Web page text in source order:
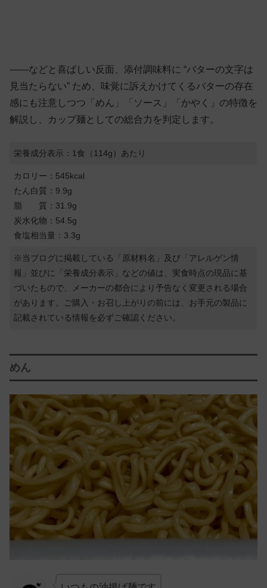
——などと喜ばしい反面、添付調味料に “バターの文字は
見当たらない” ため、味覚に訴えかけてくるバターの存在
感にも注意しつつ「めん」「ソース」「かやく」の特徴を
解説し、カップ麺としての総合力を判定します。
栄養成分表示：1食（114g）あたり
カロリー：545kcal
たん白質：9.9g
脂 質：31.9g
炭水化物：54.5g
食塩相当量：3.3g
※当ブログに掲載している「原材料名」及び「アレルゲン情
報」並びに「栄養成分表示」などの値は、実食時点の現品に基
づいたもので、メーカーの都合により予告なく変更される場合
があります。ご購入・お召し上がりの前には、お手元の製品に
記載されている情報を必ずご確認ください。
めん